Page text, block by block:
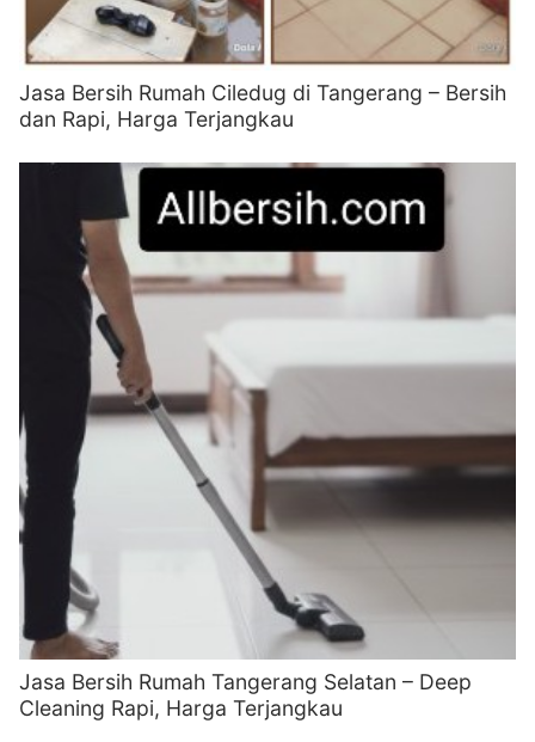
Jasa Bersih Rumah Ciledug di Tangerang – Bersih
dan Rapi, Harga Terjangkau
Jasa Bersih Rumah Tangerang Selatan – Deep
Cleaning Rapi, Harga Terjangkau